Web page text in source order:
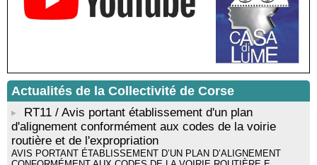
Mise en musique d’un livre jeunesse par Annik Meschinet,
musicienne pédagogue : Ateliers d’expression sonore, vocale,
rythmique et corporelle - Mediateca territuriale di Santa Lucia di
! Événement reporté ! Cycle de conférences peinture animé
par Alexandre Dominati - Mediateca territuriale di Santa Lucia di
Tallà
Actualités de la Collectivité de Corse
RT11 / Avis portant établissement d'un plan
d'alignement conformément aux codes de la voirie
routière et de l'expropriation
AVIS PORTANT ÉTABLISSEMENT D’UN PLAN D’ALIGNEMENT